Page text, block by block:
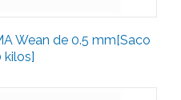
Wean de 0.5 mm[Saco
kilos]